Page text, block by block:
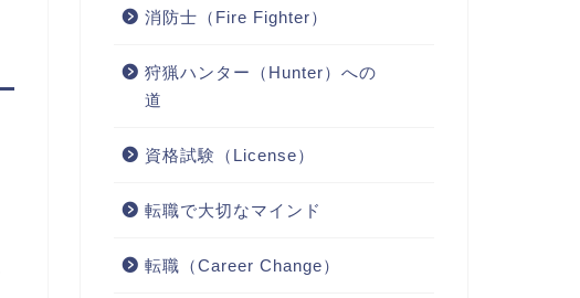
消防士（Fire Fighter）
狩猟ハンター（Hunter）への
道
資格試験（License）
転職で大切なマインド
転職（Career Change）